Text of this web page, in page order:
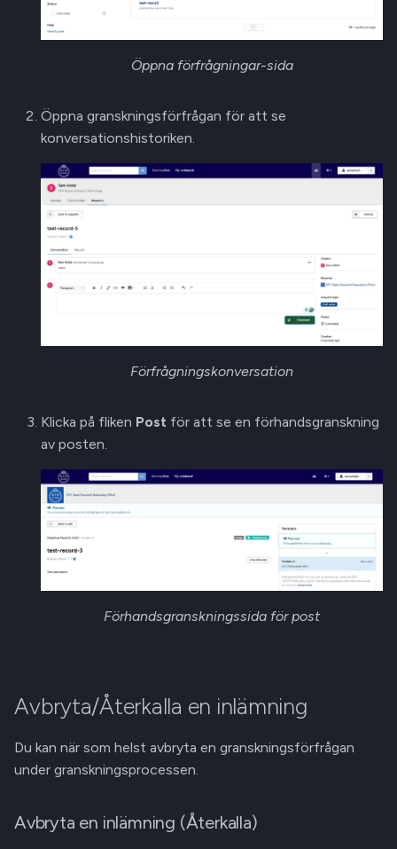
Öppna förfrågningar-sida
Öppna granskningsförfrågan för att se
konversationshistoriken.
Förfrågningskonversation
Klicka på fliken Post för att se en förhandsgranskning
av posten.
Förhandsgranskningssida för post
Avbryta/Återkalla en inlämning
Du kan när som helst avbryta en granskningsförfrågan
under granskningsprocessen.
Avbryta en inlämning (Återkalla)